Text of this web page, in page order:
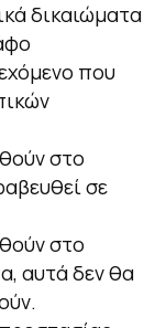
δικαιώματα
που
στο
σε
στο
αυτά δεν θα